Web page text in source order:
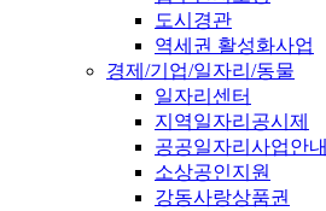
도시경관
역세권 활성화사업
경제/기업/일자리/동물
일자리센터
지역일자리공시제
공공일자리사업안내
소상공인지원
강동사랑상품권